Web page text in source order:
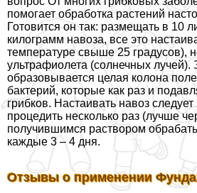
помогает обработка растений
Готовится он так: размещать в 10
килограмм навоза, все это
температуре свыше 25 градусов),
ультрафиолета (солнечных лучей).
образовывается целая колона
бактерий, которые как раз и
грибков. Настаивать навоз
процедить несколько раз (лучше
получившимся раствором
каждые 3 – 4 дня.
Отзывы о применении